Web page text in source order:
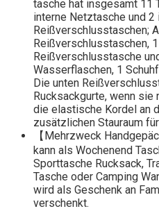
tasche hat insgesamt 11
interne Netztasche und 2
Reißverschlusstaschen;
Reißverschlusstaschen,
Reißverschlusstasche
Wasserflaschen, 1
Die unten
Rucksackgurte, wenn sie
die elastische Kordel an
zusätzlichen Stauraum
【Mehrzweck
kann als Wochenend
Sporttasche Rucksack,
Tasche oder Camping
wird als Geschenk an
verschenkt.